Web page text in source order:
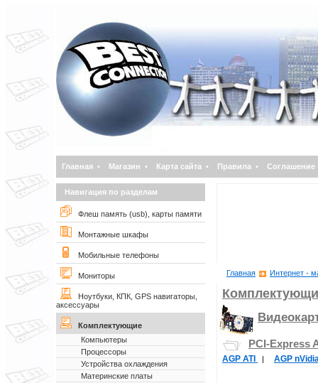
Главная • Магазин • Карта сайта • Правила • Соглашение
Навигация по разделам
Флеш память (usb), карты памяти
Монтажные шкафы
Мобильные телефоны
Мониторы
Ноутбуки, КПК, GPS навигаторы,
аксессуары
Комплектующие
Компьютеры
Процессоры
Устройства охлаждения
Материнские платы
Главная Интернет -
PCI-Express
AGP ATI | AGP